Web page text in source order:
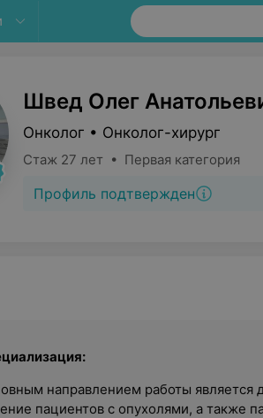
Швед Олег
Онколог • Онколог-хирург
Стаж 27 лет • Первая категория
Профиль подтвержден
направлением работы является
пациентов с опухолями, а также